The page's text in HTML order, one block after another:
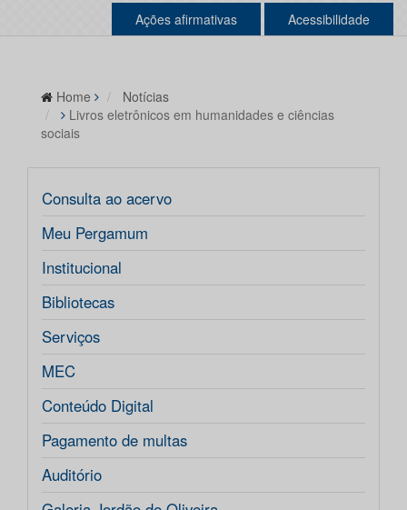
Ações afirmativas Acessibilidade
Home
Notícias
Livros eletrônicos em humanidades e ciências
sociais
Consulta ao acervo
Meu Pergamum
Institucional
Bibliotecas
Serviços
MEC
Conteúdo Digital
Pagamento de multas
Auditório